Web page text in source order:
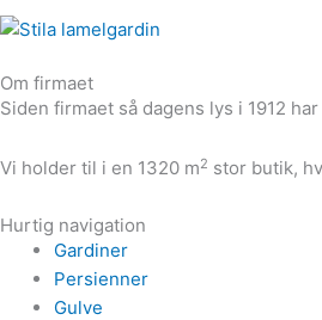
Om firmaet
Siden firmaet så dagens lys i 1912
Vi holder til i en 1320 m2 stor butik,
Hurtig navigation
Gardiner
Persienner
Gulve